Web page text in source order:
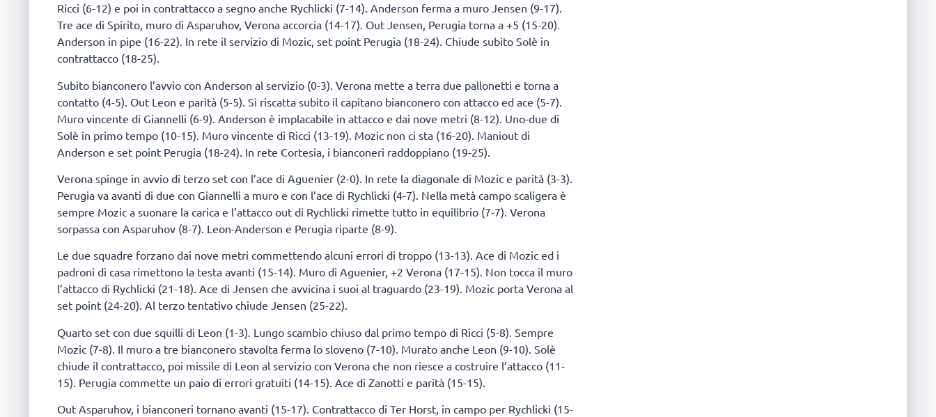
Ricci (6-12) e poi in contrattacco a segno anche Rychlicki (7-14). Anderson ferma a muro Jensen (9-17).
Tre ace di Spirito, muro di Asparuhov, Verona accorcia (14-17). Out Jensen, Perugia torna a +5 (15-20).
Anderson in pipe (16-22). In rete il servizio di Mozic, set point Perugia (18-24). Chiude subito Solè in
contrattacco (18-25).
Subito bianconero l’avvio con Anderson al servizio (0-3). Verona mette a terra due pallonetti e torna a
contatto (4-5). Out Leon e parità (5-5). Si riscatta subito il capitano bianconero con attacco ed ace (5-7).
Muro vincente di Giannelli (6-9). Anderson è implacabile in attacco e dai nove metri (8-12). Uno-due di
Solè in primo tempo (10-15). Muro vincente di Ricci (13-19). Mozic non ci sta (16-20). Maniout di
Anderson e set point Perugia (18-24). In rete Cortesia, i bianconeri raddoppiano (19-25).
Verona spinge in avvio di terzo set con l’ace di Aguenier (2-0). In rete la diagonale di Mozic e parità (3-3).
Perugia va avanti di due con Giannelli a muro e con l’ace di Rychlicki (4-7). Nella metà campo scaligera è
sempre Mozic a suonare la carica e l’attacco out di Rychlicki rimette tutto in equilibrio (7-7). Verona
sorpassa con Asparuhov (8-7). Leon-Anderson e Perugia riparte (8-9).
Le due squadre forzano dai nove metri commettendo alcuni errori di troppo (13-13). Ace di Mozic ed i
padroni di casa rimettono la testa avanti (15-14). Muro di Aguenier, +2 Verona (17-15). Non tocca il muro
l’attacco di Rychlicki (21-18). Ace di Jensen che avvicina i suoi al traguardo (23-19). Mozic porta Verona al
set point (24-20). Al terzo tentativo chiude Jensen (25-22).
Quarto set con due squilli di Leon (1-3). Lungo scambio chiuso dal primo tempo di Ricci (5-8). Sempre
Mozic (7-8). Il muro a tre bianconero stavolta ferma lo sloveno (7-10). Murato anche Leon (9-10). Solè
chiude il contrattacco, poi missile di Leon al servizio con Verona che non riesce a costruire l’attacco (11-
15). Perugia commette un paio di errori gratuiti (14-15). Ace di Zanotti e parità (15-15).
Out Asparuhov, i bianconeri tornano avanti (15-17). Contrattacco di Ter Horst, in campo per Rychlicki (15-